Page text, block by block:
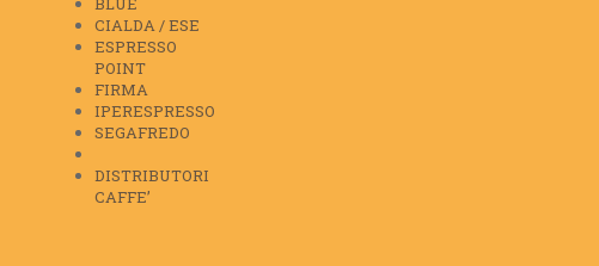
CIALDA / ESE
ESPRESSO
POINT
FIRMA
IPERESPRESSO
SEGAFREDO
DISTRIBUTORI
CAFFE’